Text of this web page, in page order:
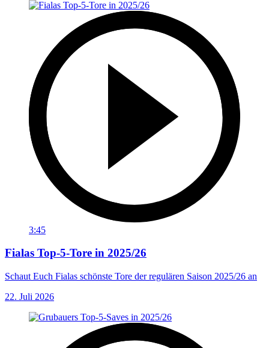
3:45
Fialas Top-5-Tore in 2025/26
Schaut Euch Fialas schönste Tore der regulären Saison 2025/26 an
22. Juli 2026